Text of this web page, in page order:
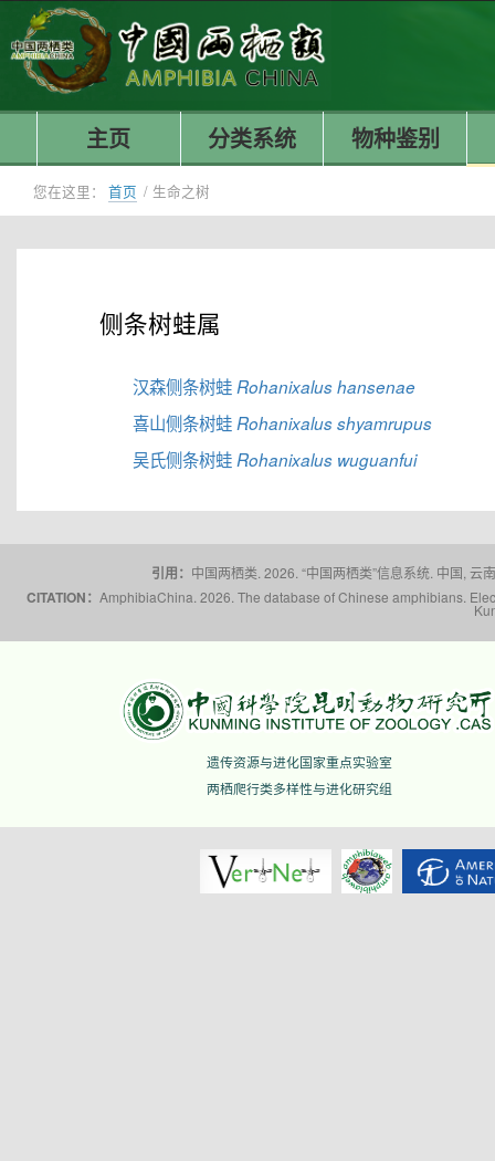
主页 分类系统 物种鉴别
您在这里： 首页 / 生命之树
侧条树蛙属
汉森侧条树蛙 Rohanixalus hansenae
喜山侧条树蛙 Rohanixalus shyamrupus
吴氏侧条树蛙 Rohanixalus wuguanfui
引用： 中国两栖类. 2026. “中国两栖类”信息系统. 中国,
CITATION： AmphibiaChina. 2026. The database of Chinese amphibians.
遗传资源与进化国家重点实验室
两栖爬行类多样性与进化研究组